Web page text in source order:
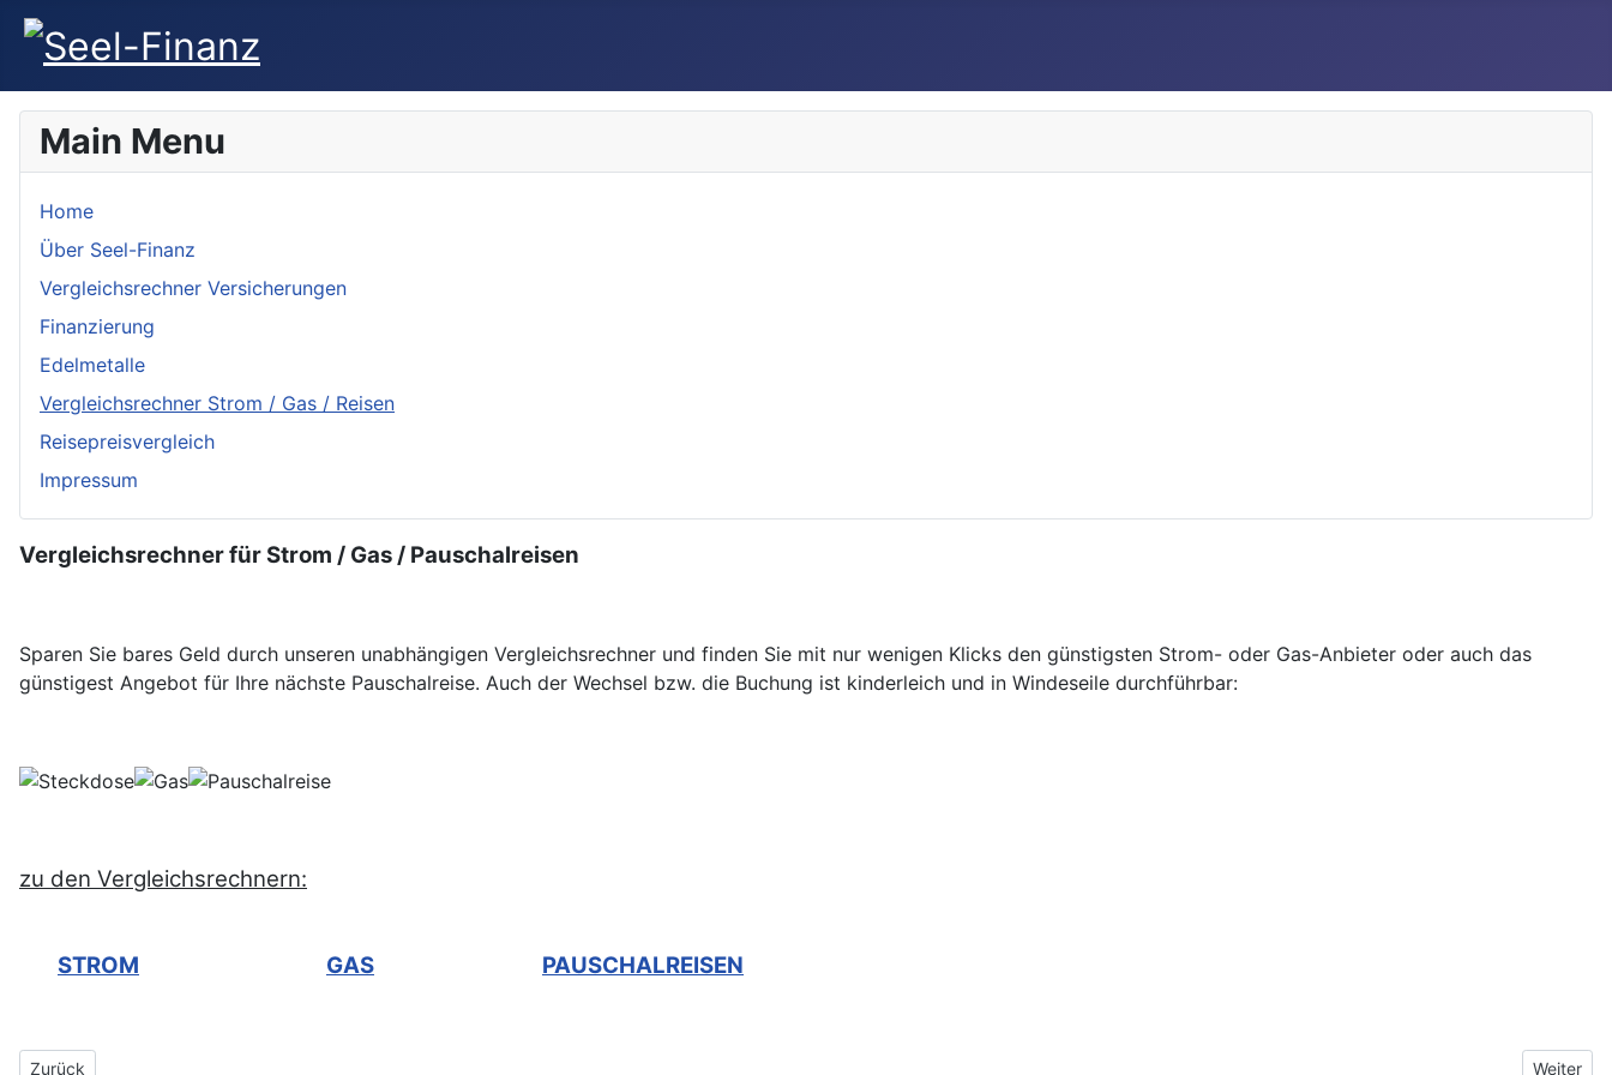
Main Menu
Home
Über Seel-Finanz
Vergleichsrechner Versicherungen
Finanzierung
Edelmetalle
Vergleichsrechner Strom / Gas / Reisen
Reisepreisvergleich
Impressum
Vergleichsrechner für Strom / Gas / Pauschalreisen
Sparen Sie bares Geld durch unseren unabhängigen Vergleichsrechner und finden Sie mit nur wenigen Klicks den günstigsten Strom- oder Gas-Anbieter oder auch das
günstigest Angebot für Ihre nächste Pauschalreise. Auch der Wechsel bzw. die Buchung ist kinderleich und in Windeseile durchführbar:
zu den Vergleichsrechnern:
STROM GAS PAUSCHALREISEN
Vorheriger Beitrag: Finanzierung
Zurück Nächster
Weiter